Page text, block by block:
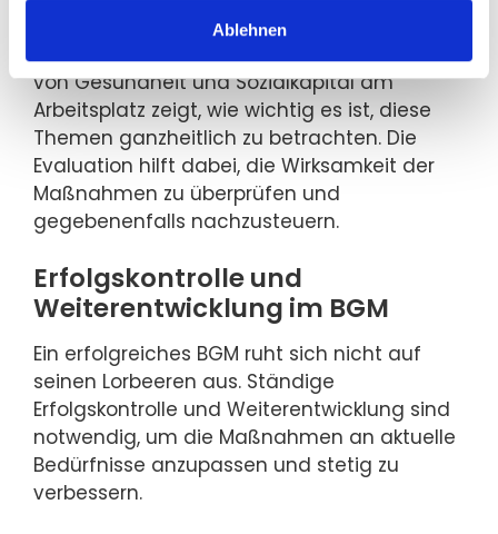
Ablehnen
von Gesundheit und Sozialkapital am
Arbeitsplatz zeigt, wie wichtig es ist, diese
Themen ganzheitlich zu betrachten. Die
Evaluation hilft dabei, die Wirksamkeit der
Maßnahmen zu überprüfen und
gegebenenfalls nachzusteuern.
Erfolgskontrolle und
Weiterentwicklung im BGM
Ein erfolgreiches BGM ruht sich nicht auf
seinen Lorbeeren aus. Ständige
Erfolgskontrolle und Weiterentwicklung sind
notwendig, um die Maßnahmen an aktuelle
Bedürfnisse anzupassen und stetig zu
verbessern.